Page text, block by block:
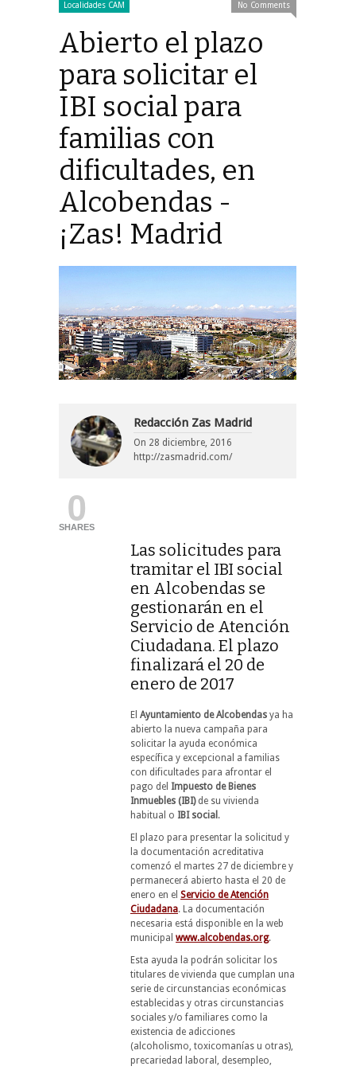
Localidades CAM No Comments
Abierto el plazo
para solicitar el
IBI social para
familias con
dificultades, en
Alcobendas -
¡Zas! Madrid
Redacción Zas Madrid
On 28 diciembre, 2016
http://zasmadrid.com/
0
SHARES
Las solicitudes para
tramitar el IBI social
en Alcobendas se
gestionarán en el
Servicio de Atención
Ciudadana. El plazo
finalizará el 20 de
enero de 2017
El Ayuntamiento de Alcobendas ya ha
abierto la nueva campaña para
solicitar la ayuda económica
específica y excepcional a familias
con dificultades para afrontar el
pago del Impuesto de Bienes
Inmuebles (IBI)de su vivienda
habitual o IBI social .
El plazo para presentar la solicitud y
la documentación acreditativa
comenzó el martes 27 de diciembre y
permanecerá abierto hasta el 20 de
enero en el Servicio de Atención
Ciudadana. La documentación
necesaria está disponible en la web
municipal www.alcobendas.org.
Esta ayuda la podrán solicitar los
titulares de vivienda que cumplan una
serie de circunstancias económicas
establecidas y otras circunstancias
sociales y/o familiares como la
existencia de adicciones
(alcoholismo, toxicomanías u otras),
precariedad laboral, desempleo,